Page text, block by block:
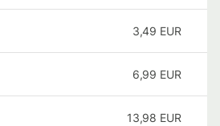
3,49 EUR
6,99 EUR
13,98 EUR